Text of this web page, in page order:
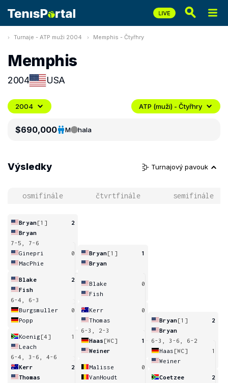
Turnaje - ATP muži 2004 Memphis - Čtyřhry
Memphis
2004 USA
2004 ATP (muži) - Čtyřhry
$690,000 M hala
Výsledky Turnajový pavouk
osmifinále čtvrtfinále semifinále
Bryan[1]
2
Bryan
7-5, 7-6
Ginepri
0
MacPhie
Blake
2
Fish
6-4, 6-3
Burgsmuller
0
Popp
Koenig[4]
1
Leach
6-4, 3-6, 4-6
Kerr
2
Thomas
Bryan[1]
1
Bryan
Blake
0
Fish
Kerr
0
Thomas
6-3, 2-3
Haas [WC]
1
Weiner
Malisse
0
VanHoudt
Bryan[1]
2
Bryan
6-3, 3-6, 6-2
Haas [WC]
1
Weiner
Coetzee
2